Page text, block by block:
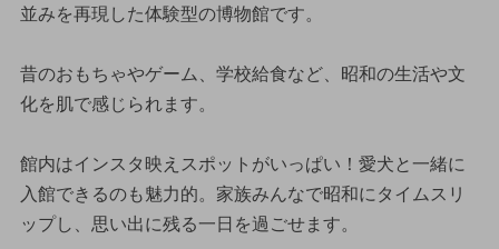
並みを再現した体験型の博物館です。
昔のおもちゃやゲーム、学校給食など、昭和の生活や文
化を肌で感じられます。
館内はインスタ映えスポットがいっぱい！愛犬と一緒に
入館できるのも魅力的。家族みんなで昭和にタイムスリ
ップし、思い出に残る一日を過ごせます。